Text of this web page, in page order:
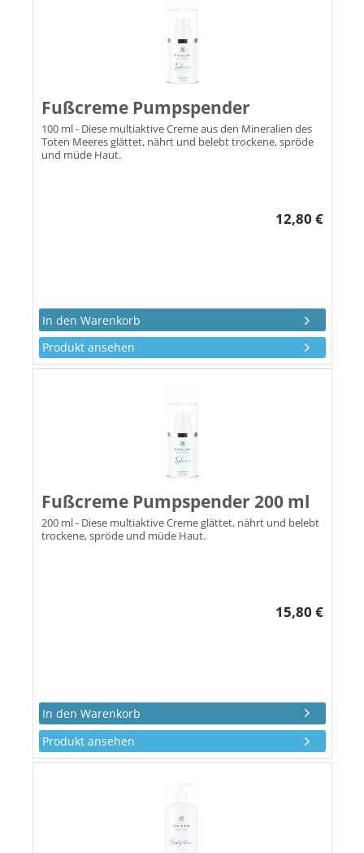
Fußcreme Pumpspender
100 ml - Diese multiaktive Creme aus den Mineralien des
Toten Meeres glättet, nährt und belebt trockene, spröde
und müde Haut.
12,80 €
Produkt ansehen
Fußcreme Pumpspender 200 ml
200 ml - Diese multiaktive Creme glättet, nährt und belebt
trockene, spröde und müde Haut.
15,80 €
Produkt ansehen